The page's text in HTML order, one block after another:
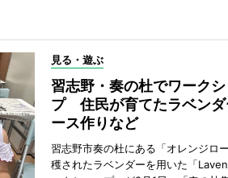
見る・遊ぶ
習志野・奏の杜でワークシ
プ 住民が育てたラベンダ
ース作りなど
習志野市奏の杜にある「オレンジロ
穫されたラベンダーを用いた「